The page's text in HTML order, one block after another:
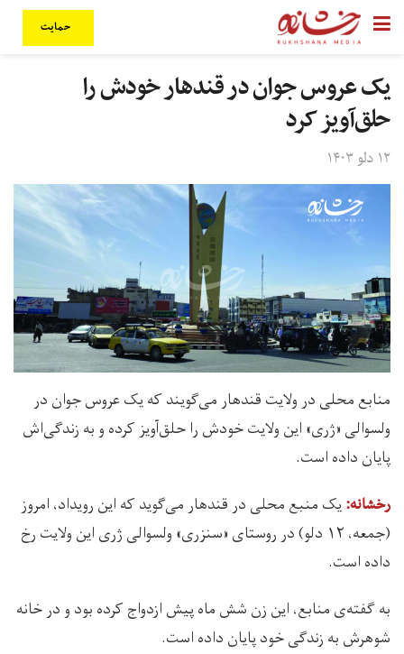
حمایت
یک عروس جوان در قندهار خودش را
حلق‌آویز کرد
۱۲ دلو ۱۴۰۳
منابع محلی در ولایت قندهار می‌گویند که یک عروس جوان در
ولسوالی «ژری» این ولایت خودش را حلق‌آویز کرده و به زندگی‌اش
پایان داده است.
رخشانه:یک منبع محلی در قندهار می‌گوید که این رویداد، امروز
(جمعه، ۱۲ دلو) در روستای «سنزری» ولسوالی ژری این ولایت رخ
داده است.
به گفته‌ی منابع، این زن شش ماه پیش ازدواج کرده بود و در خانه
شوهرش به زندگی خود پایان داده است.